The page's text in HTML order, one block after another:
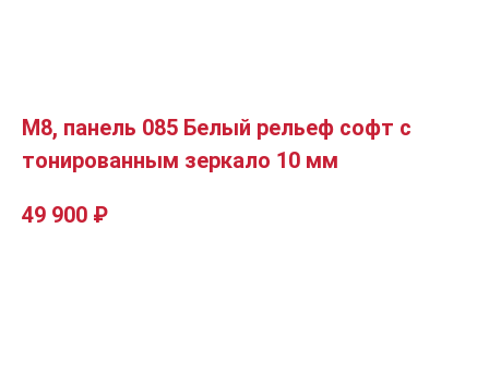
М8, панель 085 Белый рельеф софт с
тонированным зеркало 10 мм
49 900 ₽